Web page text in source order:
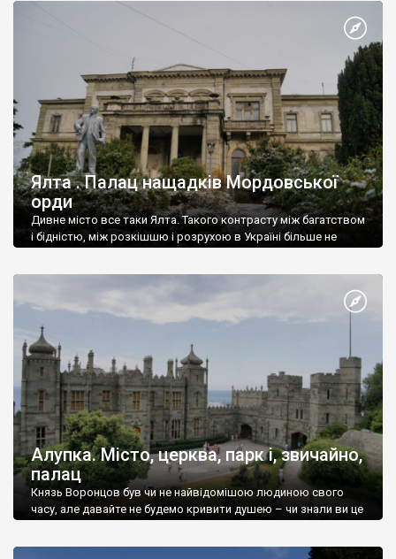
Ялта . Палац нащадків Мордовської
орди
Дивне місто все таки Ялта. Такого контрасту між багатством
і бідністю, між розкішшю і розрухою в Україні більше не
Алупка. Місто, церква, парк і, звичайно,
палац
Князь Воронцов був чи не найвідомішою людиною свого
часу, але давайте не будемо кривити душею – чи знали ви це